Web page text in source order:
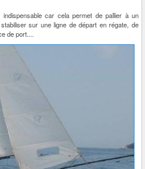
car cela permet de pallier à un
sur une ligne de départ en régate, de
de port....